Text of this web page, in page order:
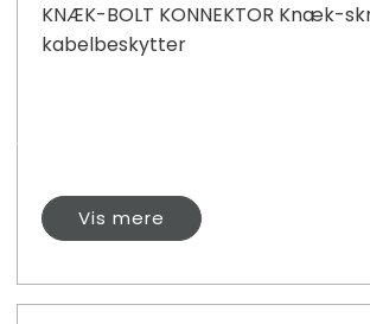
KNÆK-BOLT KONNEKTOR Knæk-
kabelbeskytter
Vis mere